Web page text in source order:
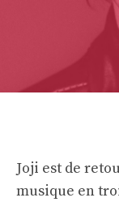
Joji est de
musique en